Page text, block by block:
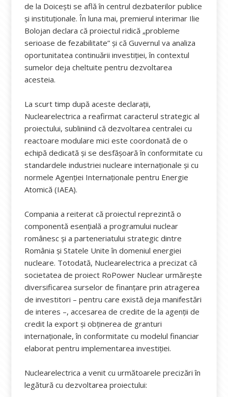
de la Doicești se află în centrul dezbaterilor publice
și instituționale. În luna mai, premierul interimar Ilie
Bolojan declara că proiectul ridică „probleme
serioase de fezabilitate” și că Guvernul va analiza
oportunitatea continuării investiției, în contextul
sumelor deja cheltuite pentru dezvoltarea
acesteia.
La scurt timp după aceste declarații,
Nuclearelectrica a reafirmat caracterul strategic al
proiectului, subliniind că dezvoltarea centralei cu
reactoare modulare mici este coordonată de o
echipă dedicată și se desfășoară în conformitate cu
standardele industriei nucleare internaționale și cu
normele Agenției Internaționale pentru Energie
Atomică (IAEA).
Compania a reiterat că proiectul reprezintă o
componentă esențială a programului nuclear
românesc și a parteneriatului strategic dintre
România și Statele Unite în domeniul energiei
nucleare. Totodată, Nuclearelectrica a precizat că
societatea de proiect RoPower Nuclear urmărește
diversificarea surselor de finanțare prin atragerea
de investitori – pentru care există deja manifestări
de interes –, accesarea de credite de la agenții de
credit la export și obținerea de granturi
internaționale, în conformitate cu modelul financiar
elaborat pentru implementarea investiției.
Nuclearelectrica a venit cu următoarele precizări în
legătură cu dezvoltarea proiectului: